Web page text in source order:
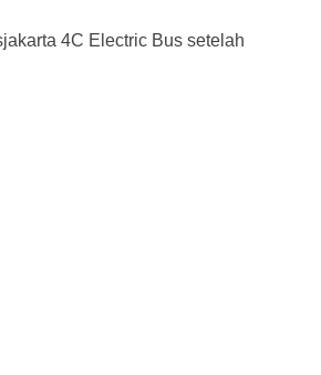
4C Electric Bus setelah